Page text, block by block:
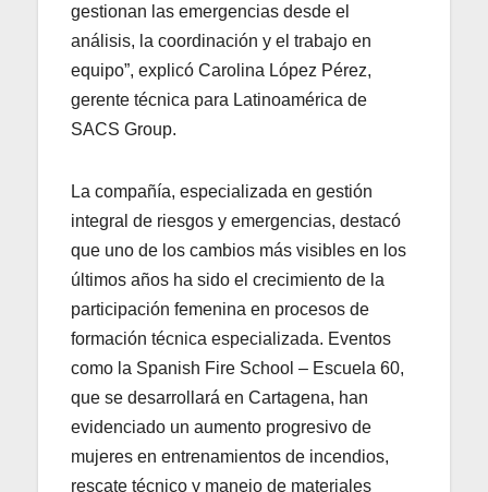
gestionan las emergencias desde el
análisis, la coordinación y el trabajo en
equipo”, explicó Carolina López Pérez,
gerente técnica para Latinoamérica de
SACS Group.
La compañía, especializada en gestión
integral de riesgos y emergencias, destacó
que uno de los cambios más visibles en los
últimos años ha sido el crecimiento de la
participación femenina en procesos de
formación técnica especializada. Eventos
como la Spanish Fire School – Escuela 60,
que se desarrollará en Cartagena, han
evidenciado un aumento progresivo de
mujeres en entrenamientos de incendios,
rescate técnico y manejo de materiales